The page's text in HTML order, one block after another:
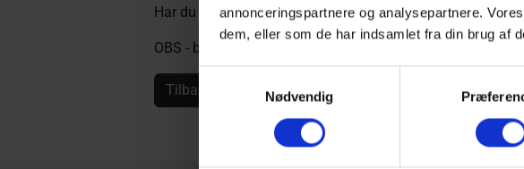
annonceringspartnere og analysepartnere.
dem, eller som de har indsamlet fra din brug af
Samtykkevalg
Nødvendig
Har du spørgsmål til STUB:Pakken, så er du velkommen
OBS - bemærk rabatter kan
Tilbage